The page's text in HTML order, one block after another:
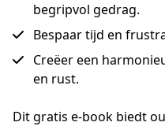
begripvol gedrag.
Bespaar tijd en
Creëer een
en rust.
Dit gratis e-book biedt